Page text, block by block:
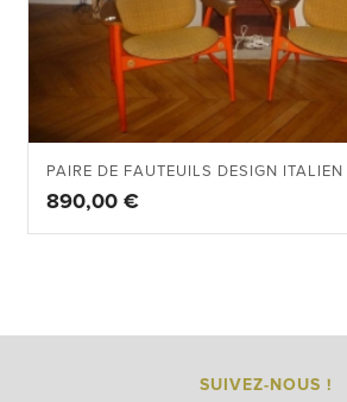
PAIRE DE FAUTEUILS DESIGN
890,00 €
SUIVEZ-NOUS !